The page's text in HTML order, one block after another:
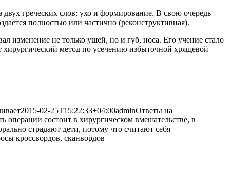
греческих слов: ухо и формирование. В свою очередь
полностью или частично (реконструктивная).
изменение не только ушей, но и губ, носа. Его учение стало
метод по усечению избыточной хрящевой
2015-02-25T15:22:33+04:00adminОтветы на
состоит в хирургическом вмешательстве, в
страдают дети, потому что считают себя